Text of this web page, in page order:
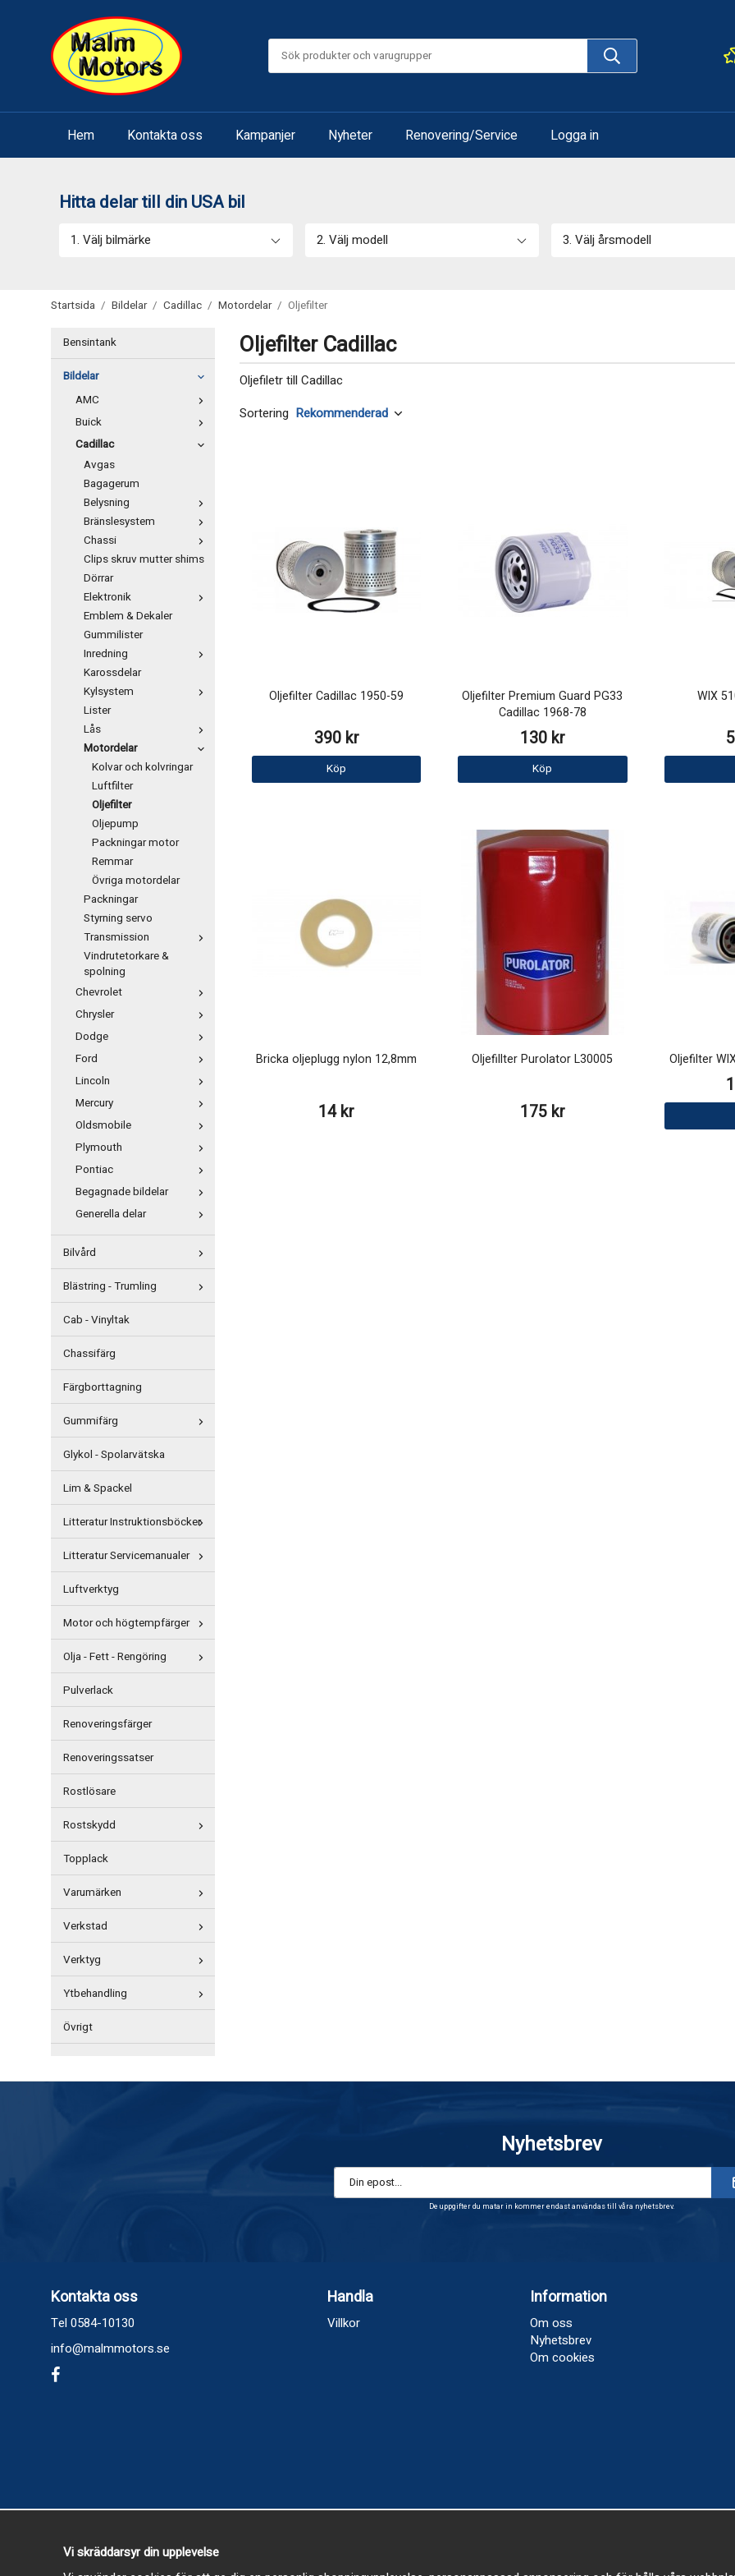
Hem Kontakta oss Kampanjer Nyheter Renovering/Service Logga in
Hitta delar till din USA bil
1. Välj bilmärke 2. Välj modell 3. Välj årsmodell
Startsida / Bildelar / Cadillac / Motordelar / Oljefilter
Bensintank
Bildelar
AMC
Buick
Cadillac
Avgas
Bagagerum
Belysning
Bränslesystem
Chassi
Clips skruv mutter shims
Dörrar
Elektronik
Emblem & Dekaler
Gummilister
Inredning
Karossdelar
Kylsystem
Lister
Lås
Motordelar
Kolvar och kolvringar
Luftfilter
Oljefilter
Oljepump
Packningar motor
Remmar
Övriga motordelar
Packningar
Styrning servo
Transmission
Vindrutetorkare &
spolning
Chevrolet
Chrysler
Dodge
Ford
Lincoln
Mercury
Oldsmobile
Plymouth
Pontiac
Begagnade bildelar
Generella delar
Bilvård
Blästring - Trumling
Cab - Vinyltak
Chassifärg
Färgborttagning
Gummifärg
Glykol - Spolarvätska
Lim & Spackel
Litteratur Instruktionsböcker
Litteratur Servicemanualer
Luftverktyg
Motor och högtempfärger
Olja - Fett - Rengöring
Pulverlack
Renoveringsfärger
Renoveringssatser
Rostlösare
Rostskydd
Topplack
Varumärken
Verkstad
Verktyg
Ytbehandling
Övrigt
Oljefilter Cadillac
Oljefiletr till Cadillac
Sortering
Oljefilter Cadillac 1950-59
390 kr
Köp
Oljefilter Premium Guard PG33
Cadillac 1968-78
130 kr
Köp
WIX
Bricka oljeplugg nylon 12,8mm
14 kr
Oljefillter Purolator L30005
175 kr
Oljefilter
Nyhetsbrev
De uppgifter du matar in kommer endast användas till våra nyhetsbrev.
Kontakta oss
Tel 0584-10130
info@malmmotors.se
Handla
Villkor
Information
Om oss
Nyhetsbrev
Om cookies
Vi skräddarsyr din upplevelse